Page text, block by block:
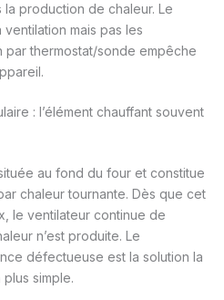
production de chaleur. Le
mais pas les
par thermostat/sonde empêche
: l’élément chauffant souvent
au fond du four et constitue
chaleur tournante. Dès que cet
le ventilateur continue de
n’est produite. Le
défectueuse est la solution la
simple.